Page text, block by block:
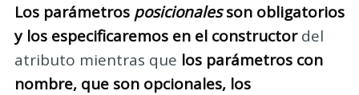
Los parámetros posicionalesson obligatorios
y los especificaremos en el constructordel
atributo mientras que los parámetros con
nombre, que son opcionales, los